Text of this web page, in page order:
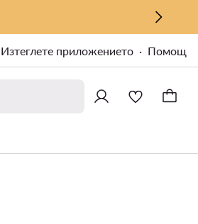
Изтеглете приложението Помощ